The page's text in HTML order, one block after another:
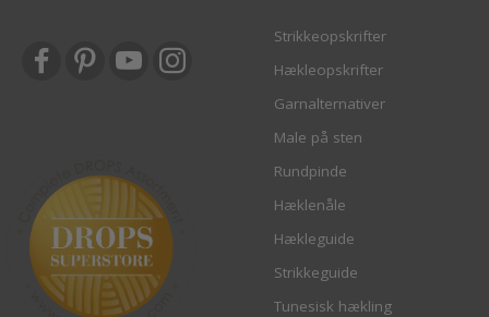
Strikkeopskrifter
Hækleopskrifter
Garnalternativer
Male på sten
Rundpinde
Hæklenåle
Hækleguide
Strikkeguide
Tunesisk hækling